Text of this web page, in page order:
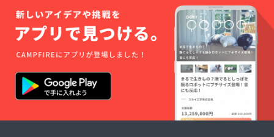
ご遠慮
くださ
い。 ま
た、お
届け予
定に時
期は、
サイト
公開後
文いた
だいて
からと
300字以
内のプ
ロ
フィー
ルと写
真を添
付の上
ご返信
くださ
サイト
内商品
30,000
県をご
記入く
ださ
い。ご
記入が
ない場
合は
CAMPF
IREの
ザー名
を掲載
させて